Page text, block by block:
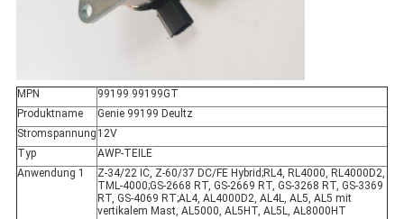
MPN
99199 99199GT
Produktname
Genie 99199 Deultz
Stromspannung 12V
Typ
AWP-TEILE
Anwendung 1
Z-34/22 IC, Z-60/37 DC/FE Hybrid;RL4, RL4000, RL4000D2,
TML-4000;GS-2668 RT, GS-2669 RT, GS-3268 RT, GS-3369
RT, GS-4069 RT;AL4, AL4000D2, AL4L, AL5, AL5 mit
vertikalem Mast, AL5000, AL5HT, AL5L, AL8000HT